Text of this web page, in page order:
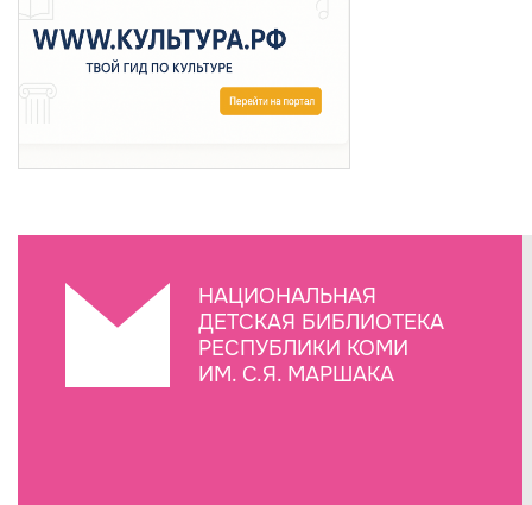
НАЦИОНАЛЬНАЯ
ДЕТСКАЯ БИБЛИОТЕКА
РЕСПУБЛИКИ КОМИ
ИМ. С.Я. МАРШАКА